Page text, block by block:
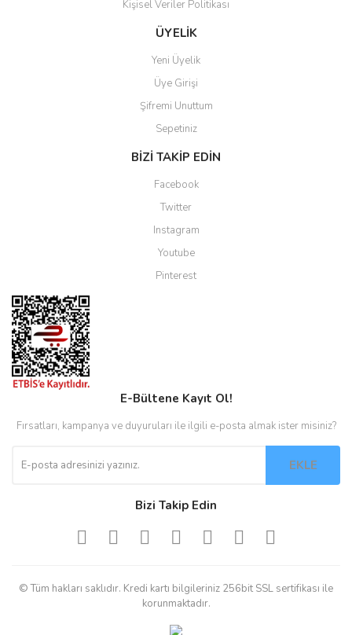
Gönder
Kişisel Veriler Politikası
ÜYELİK
Yeni Üyelik
Üye Girişi
Şifremi Unuttum
Sepetiniz
BİZİ TAKİP EDİN
Facebook
Twitter
Instagram
Youtube
Pinterest
E-Bültene Kayıt Ol!
Fırsatları, kampanya ve duyuruları ile ilgili e-posta almak ister misiniz?
EKLE
Bizi Takip Edin
© Tüm hakları saklıdır. Kredi kartı bilgileriniz 256bit SSL sertifikası ile
korunmaktadır.